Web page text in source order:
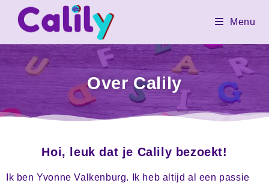
Menu
Over Calily
Hoi, leuk dat je Calily bezoekt!
Ik ben Yvonne Valkenburg. Ik heb altijd al een passie